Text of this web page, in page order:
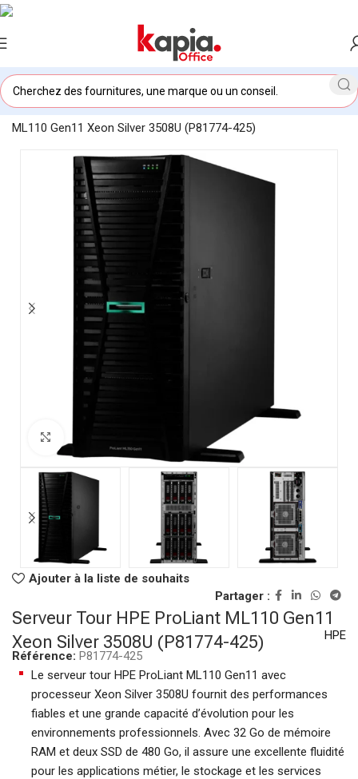
Accueil/KAPIA OFFICE MAROC/Serveur Tour HPE ProLiant
ML110 Gen11 Xeon Silver 3508U (P81774-425)
Ajouter à la liste de souhaits
Partager :
Serveur Tour HPE ProLiant ML110 Gen11
Xeon Silver 3508U (P81774-425)
Référence: P81774-425
HPE
Le serveur tour HPE ProLiant ML110 Gen11 avec
processeur Xeon Silver 3508U fournit des performances
fiables et une grande capacité d’évolution pour les
environnements professionnels. Avec 32 Go de mémoire
RAM et deux SSD de 480 Go, il assure une excellente fluidité
pour les applications métier, le stockage et les services